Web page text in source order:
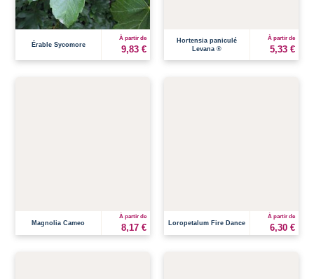
Érable Sycomore
À partir de
9,83 €
Hortensia paniculé
Levana ®
À partir de
5,33 €
Magnolia Cameo
À partir de
8,17 € Loropetalum Fire Dance
À partir de
6,30 €